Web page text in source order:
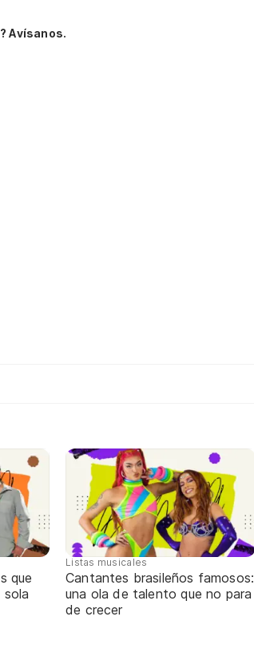
Avísanos.
que
sola
Listas musicales
Cantantes brasileños famosos:
una ola de talento que no para
de crecer